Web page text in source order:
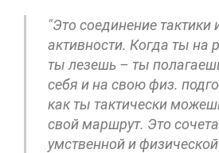
"Это соединение тактики
активности. Когда ты на
ты лезешь – ты
себя и на свою физ.
как ты тактически
свой маршрут. Это
умственной и